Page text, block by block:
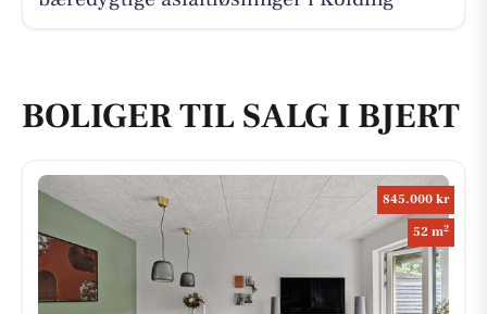
BOLIGER TIL SALG I BJERT
845.000 kr
52 m2